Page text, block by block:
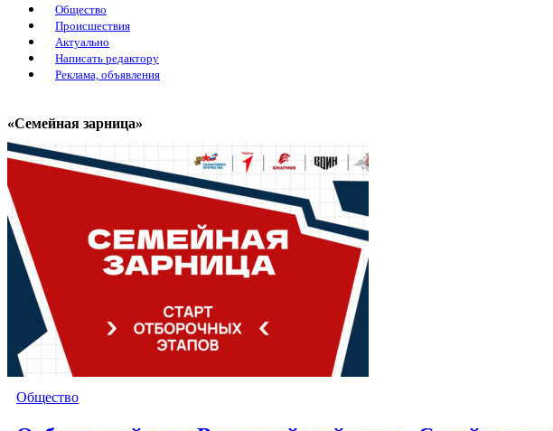
Общество
Происшествия
Актуально
Написать редактору
Реклама, объявления
«Семейная зарница»
Общество